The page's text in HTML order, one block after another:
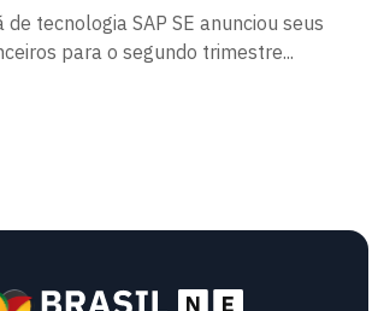
tecnologia SAP SE anunciou seus
para o segundo trimestre...